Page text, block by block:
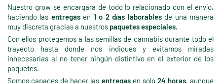
Nuestro grow se encargará de todo lo relacionado con el envío,
haciendo las entregasen 1 o 2 días laborablesde una manera
muy discreta gracias a nuestros paquetes especiales.
Con ellos protegemos a las semillas de cannabis durante todo el
trayecto hasta donde nos indiques y evitamos miradas
innecesarias al no tener ningún distintivo en el exterior de los
paquetes.
Somos capaces de hacer las entregasen solo 24 horas, aunque